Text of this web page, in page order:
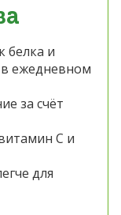
белка и
ежедневном
за счёт
C и
для